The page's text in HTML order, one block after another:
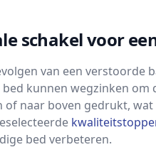
schakel voor
van een verstoorde
kunnen wegzinken
naar boven gedrukt,
bed verbeteren.